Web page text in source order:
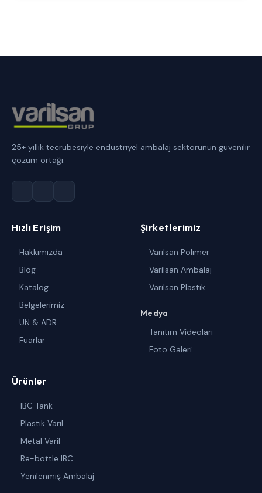
25+ yıllık tecrübesiyle endüstriyel ambalaj sektörünün güvenilir
çözüm ortağı.
Hızlı Erişim
Hakkımızda
Blog
Katalog
Belgelerimiz
UN & ADR
Fuarlar
Şirketlerimiz
Varilsan Polimer
Varilsan Ambalaj
Varilsan Plastik
Medya
Tanıtım Videoları
Foto Galeri
Ürünler
IBC Tank
Plastik Varil
Metal Varil
Re-bottle IBC
Yenilenmiş Ambalaj